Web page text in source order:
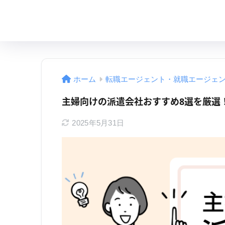
ホーム 転職エージェント・就職エージェ
主婦向けの派遣会社おすすめ8選を厳選
2025年5月31日